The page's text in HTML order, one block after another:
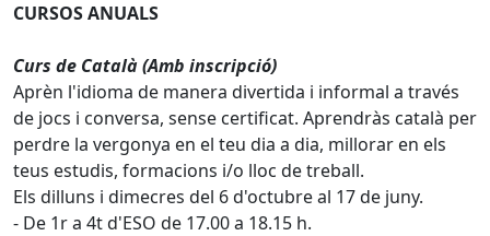
CURSOS ANUALS
Curs de Català (Amb inscripció)
Aprèn l'idioma de manera divertida i informal a través
de jocs i conversa, sense certificat. Aprendràs català per
perdre la vergonya en el teu dia a dia, millorar en els
teus estudis, formacions i/o lloc de treball.
Els dilluns i dimecres del 6 d'octubre al 17 de juny.
- De 1r a 4t d'ESO de 17.00 a 18.15 h.